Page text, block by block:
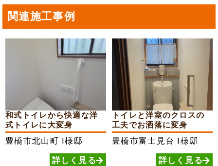
関連施工事例
和式トイレから快適な洋
式トイレに大変身
豊橋市北山町 I様邸
詳しく見る
トイレと洋室のクロスの
工夫でお洒落に変身
豊橋市富士見台 I様邸
詳しく見る